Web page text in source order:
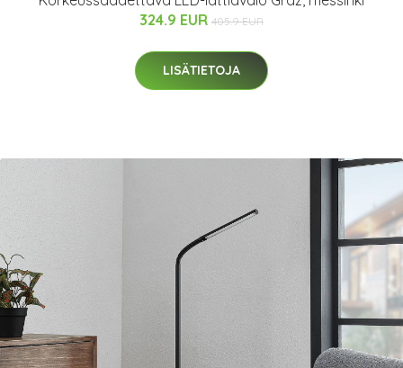
324.9 EUR 405.9 EUR
LISÄTIETOJA